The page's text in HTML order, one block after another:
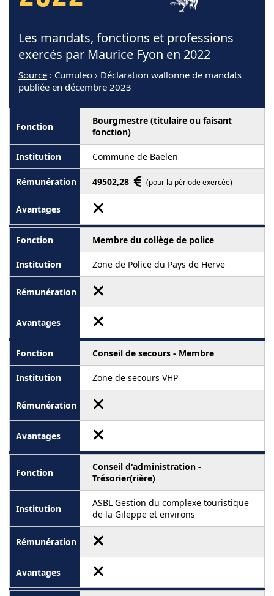
Les mandats, fonctions et professions
exercés par Maurice Fyon en 2022
Source : Cumuleo › Déclaration wallonne de mandats
publiée en décembre 2023
Bourgmestre (titulaire ou faisant
fonction)
Commune de Baelen
49502,28 (pour la période exercée)
Membre du collège de police
Zone de Police du Pays de Herve
Conseil de secours - Membre
Zone de secours VHP
Conseil d'administration -
Trésorier(rière)
ASBL Gestion du complexe touristique
de la Gileppe et environs